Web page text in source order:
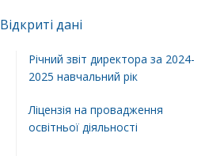
Відкриті дані
Річний звіт директора за 2024-
2025 навчальний рік
Ліцензія на провадження
освітньої діяльності